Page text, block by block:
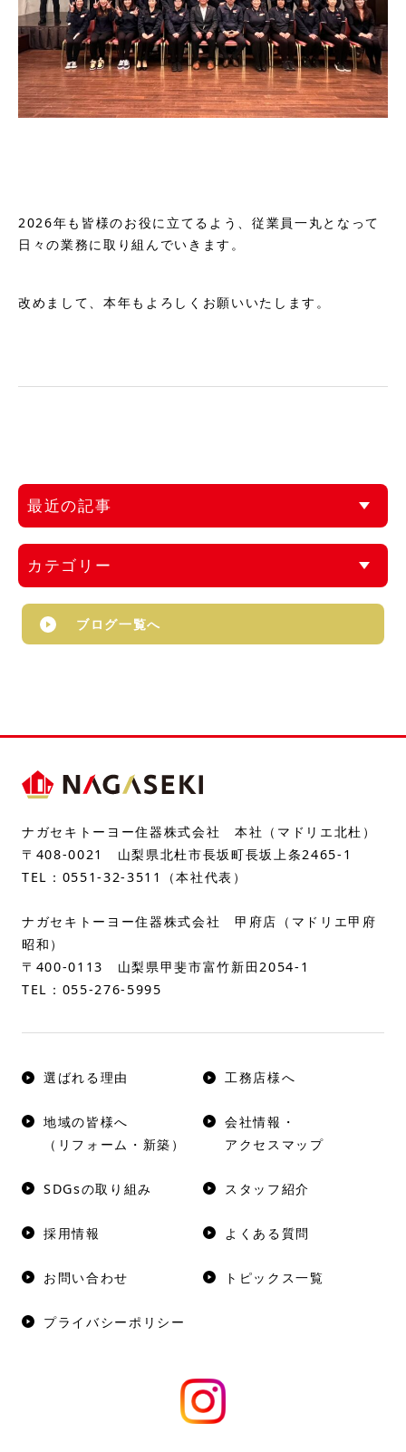
2026年も皆様のお役に立てるよう、従業員一丸となって
日々の業務に取り組んでいきます。
改めまして、本年もよろしくお願いいたします。
最近の記事
カテゴリー
ブログ一覧へ
ナガセキトーヨー住器株式会社 本社（マドリエ北杜）
〒408-0021 山梨県北杜市長坂町長坂上条2465-1
TEL： 0551-32-3511 （本社代表）
ナガセキトーヨー住器株式会社 甲府店（マドリエ甲府
昭和）
〒400-0113 山梨県甲斐市富竹新田2054-1
TEL： 055-276-5995
選ばれる理由 工務店様へ
地域の皆様へ
（リフォーム・新築）
会社情報・
アクセスマップ
SDGsの取り組み スタッフ紹介
採用情報 よくある質問
お問い合わせ トピックス一覧
プライバシーポリシー